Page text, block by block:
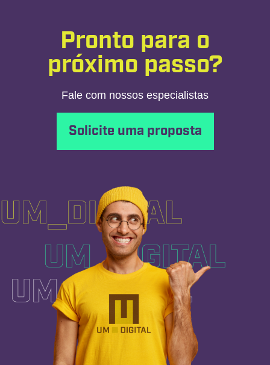
Pronto para o
próximo passo?
Fale com nossos especialistas
Solicite uma proposta